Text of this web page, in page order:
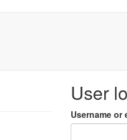
User
Username or